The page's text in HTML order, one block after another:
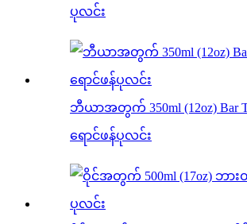
ပုလင်း
ဘီယာအတွက် 350ml (12oz) Bar
ရောင်ဖန်ပုလင်း